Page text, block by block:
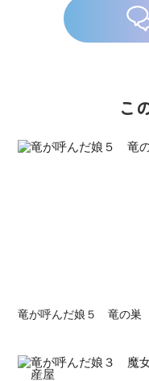
こ
竜が呼んだ娘５ 竜の巣